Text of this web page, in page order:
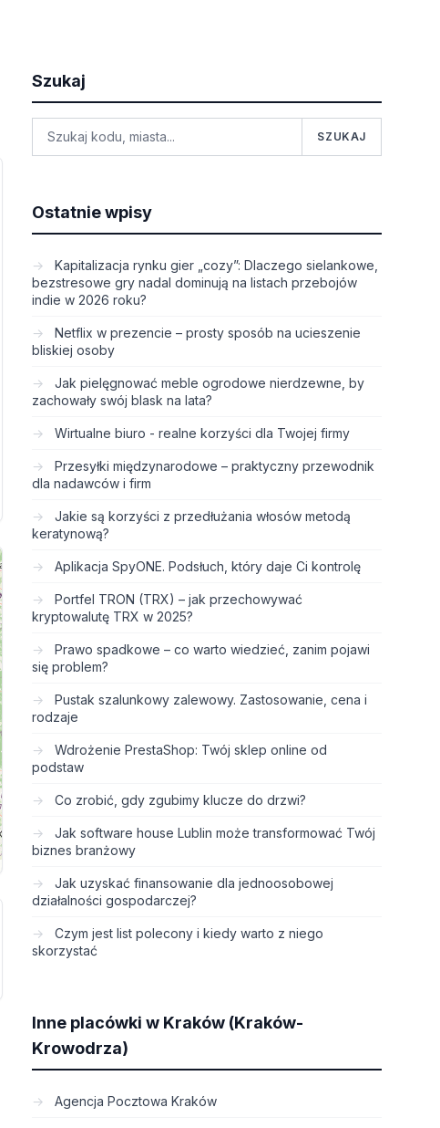
Szukaj
SZUKAJ
Ostatnie wpisy
Kapitalizacja rynku gier „cozy”: Dlaczego sielankowe,
bezstresowe gry nadal dominują na listach przebojów
indie w 2026 roku?
Netflix w prezencie – prosty sposób na ucieszenie
bliskiej osoby
Jak pielęgnować meble ogrodowe nierdzewne, by
zachowały swój blask na lata?
Wirtualne biuro - realne korzyści dla Twojej firmy
Przesyłki międzynarodowe – praktyczny przewodnik
dla nadawców i firm
Jakie są korzyści z przedłużania włosów metodą
keratynową?
Aplikacja SpyONE. Podsłuch, który daje Ci kontrolę
Portfel TRON (TRX) – jak przechowywać
kryptowalutę TRX w 2025?
Prawo spadkowe – co warto wiedzieć, zanim pojawi
się problem?
Pustak szalunkowy zalewowy. Zastosowanie, cena i
rodzaje
Wdrożenie PrestaShop: Twój sklep online od
podstaw
Co zrobić, gdy zgubimy klucze do drzwi?
Jak software house Lublin może transformować Twój
biznes branżowy
Jak uzyskać finansowanie dla jednoosobowej
działalności gospodarczej?
Czym jest list polecony i kiedy warto z niego
skorzystać
Inne placówki w Kraków (Kraków-
Krowodrza)
Agencja Pocztowa Kraków